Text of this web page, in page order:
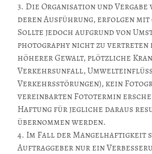
3. Die Organisation und Vergabe
deren Ausführung, erfolgen
Sollte jedoch aufgrund von
photography nicht zu vertreten
höherer Gewalt, plötzliche
Verkehrsunfall,
Verkehrsstörungen), kein
vereinbarten Fototermin
Haftung für jegliche daraus
übernommen werden.
4. Im Fall der Mangelhaftigkeit
Auftraggeber nur ein